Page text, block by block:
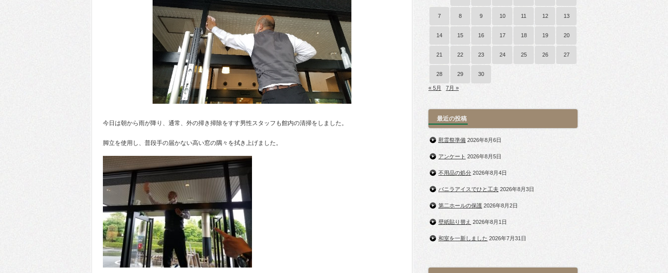
今日は朝から雨が降り、通常、外の掃き掃除をすす男性スタッフも館内の清掃をしました。
脚立を使用し、普段手の届かない高い窓の隅々を拭き上げました。
7 8 9 10 11 12 13
14 15 16 17 18 19 20
21 22 23 24 25 26 27
28 29 30
« 5月 7月 »
最近の投稿
慰霊祭準備 2026年8月6日
アンケート 2026年8月5日
不用品の処分 2026年8月4日
バニラアイスでひと工夫 2026年8月3日
第二ホールの保護 2026年8月2日
壁紙貼り替え 2026年8月1日
和室を一新しました 2026年7月31日